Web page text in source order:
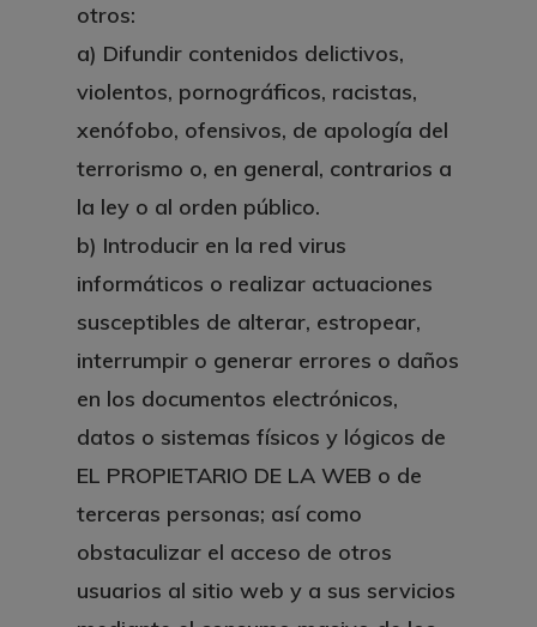
otros:
a) Difundir contenidos delictivos,
violentos, pornográficos, racistas,
xenófobo, ofensivos, de apología del
terrorismo o, en general, contrarios a
la ley o al orden público.
b) Introducir en la red virus
informáticos o realizar actuaciones
susceptibles de alterar, estropear,
interrumpir o generar errores o daños
en los documentos electrónicos,
datos o sistemas físicos y lógicos de
EL PROPIETARIO DE LA WEB o de
terceras personas; así como
obstaculizar el acceso de otros
usuarios al sitio web y a sus servicios